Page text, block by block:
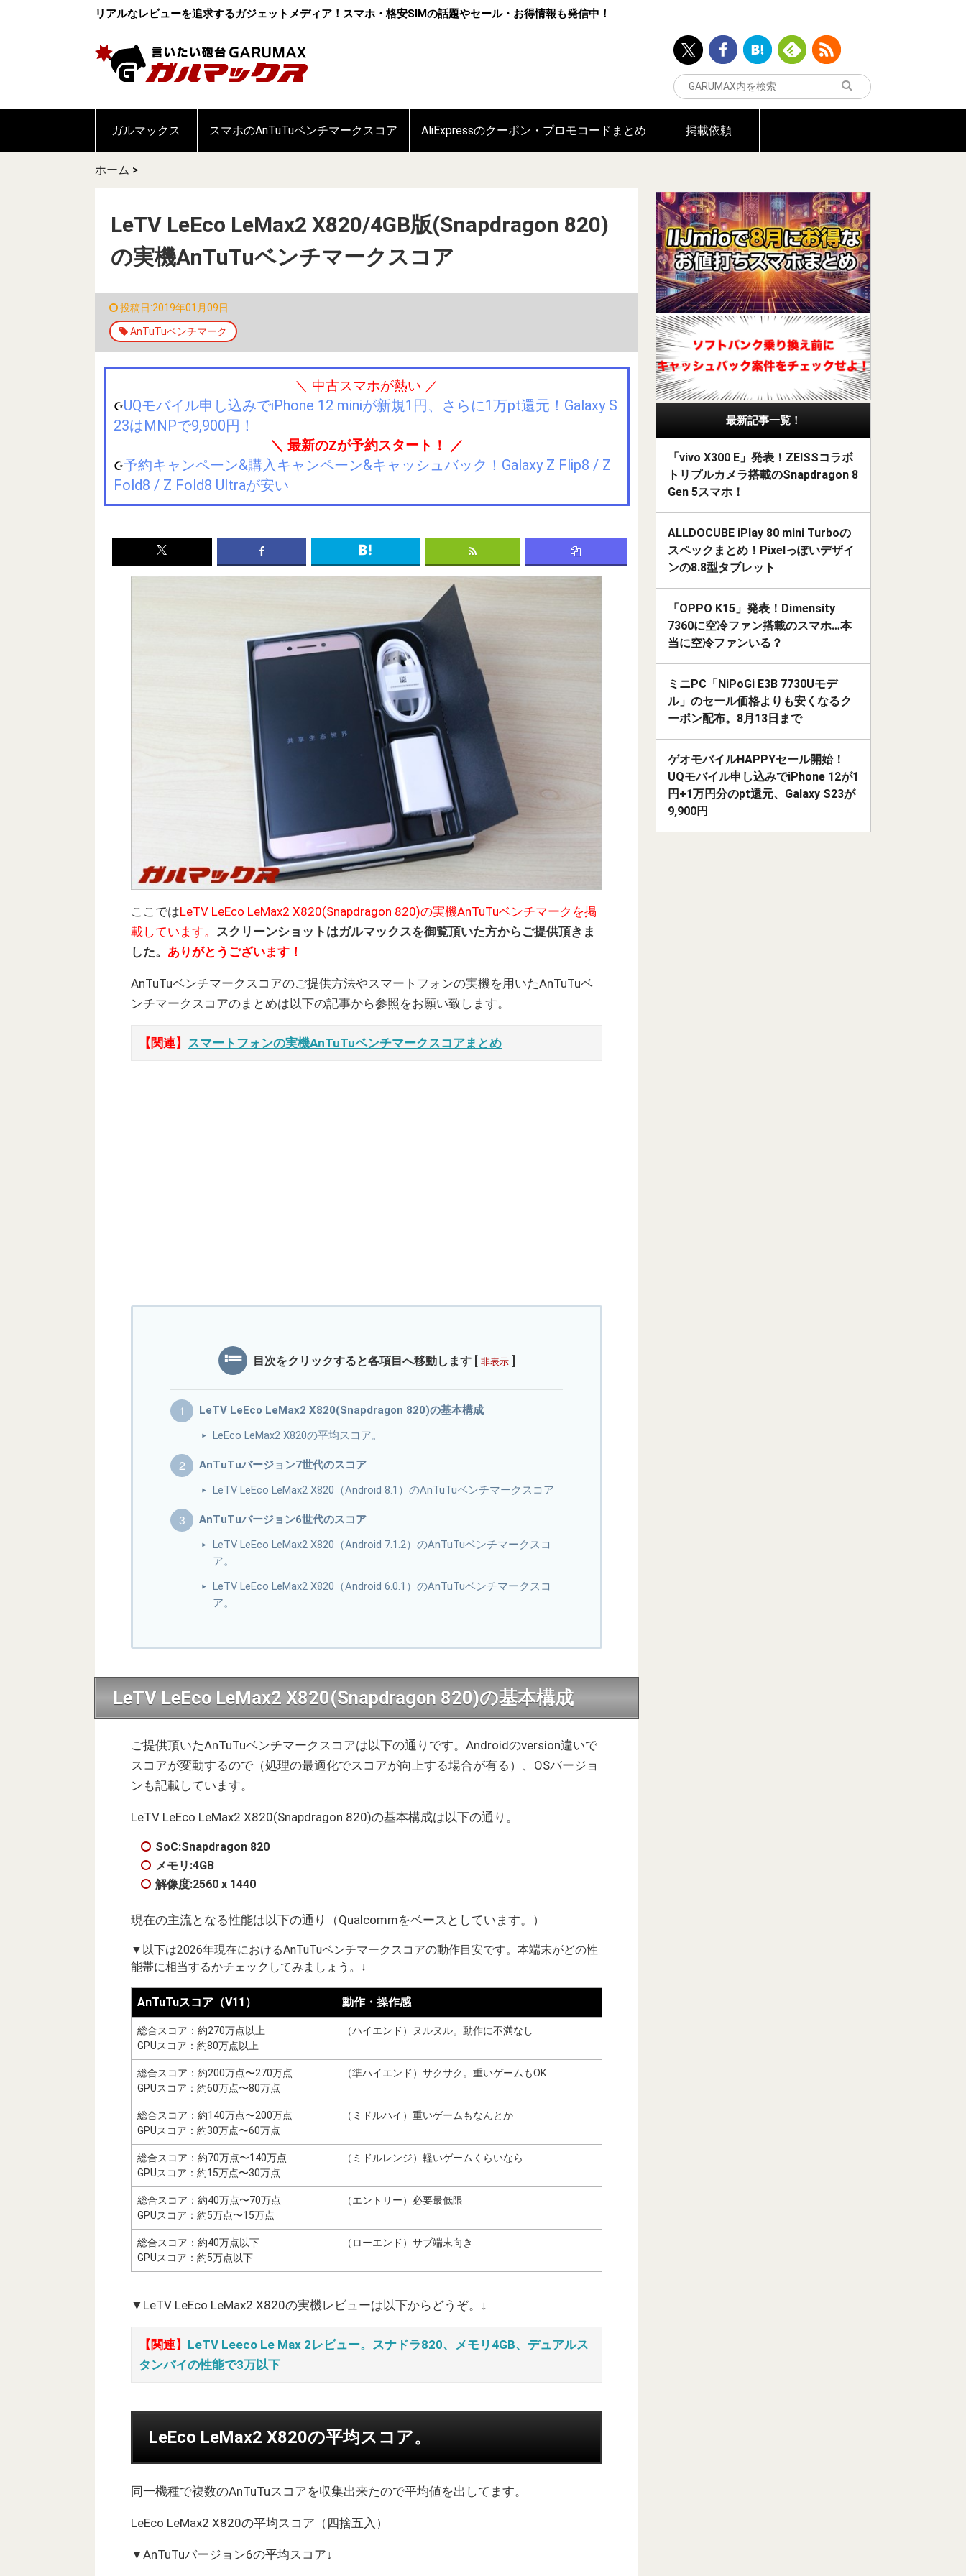
リアルなレビューを追求するガジェットメディア！スマホ・格安SIMの話題やセール・お得情報も発信中！
ガルマックス スマホのAnTuTuベンチマークスコア AliExpressのクーポン・プロモコードまとめ 掲載依頼
ホーム >
LeTV LeEco LeMax2 X820/4GB版(Snapdragon 820)
の実機AnTuTuベンチマークスコア
投稿日:2019年01月09日
AnTuTuベンチマーク
＼ 中古スマホが熱い ／
☪️UQモバイル申し込みでiPhone 12 miniが新規1円、さらに1万pt還元！Galaxy S
23はMNPで9,900円！
＼ 最新のZが予約スタート！ ／
☪️予約キャンペーン&購入キャンペーン&キャッシュバック！Galaxy Z Flip8 / Z
Fold8 / Z Fold8 Ultraが安い
ここではLeTV LeEco LeMax2 X820(Snapdragon 820)の実機AnTuTuベンチマークを掲
載しています。 スクリーンショットはガルマックスを御覧頂いた方からご提供頂きま
した。 ありがとうございます！
AnTuTuベンチマークスコアのご提供方法やスマートフォンの実機を用いたAnTuTuベ
ンチマークスコアのまとめは以下の記事から参照をお願い致します。
【関連】 スマートフォンの実機AnTuTuベンチマークスコアまとめ
目次をクリックすると各項目へ移動します [ 非表示 ]
LeTV LeEco LeMax2 X820(Snapdragon 820)の基本構成
LeEco LeMax2 X820の平均スコア。
AnTuTuバージョン7世代のスコア
LeTV LeEco LeMax2 X820（Android 8.1）のAnTuTuベンチマークスコア
AnTuTuバージョン6世代のスコア
LeTV LeEco LeMax2 X820（Android 7.1.2）のAnTuTuベンチマークスコ
ア。
LeTV LeEco LeMax2 X820（Android 6.0.1）のAnTuTuベンチマークスコ
ア。
LeTV LeEco LeMax2 X820(Snapdragon 820)の基本構成
ご提供頂いたAnTuTuベンチマークスコアは以下の通りです。Androidのversion違いで
スコアが変動するので（処理の最適化でスコアが向上する場合が有る）、OSバージョ
ンも記載しています。
LeTV LeEco LeMax2 X820(Snapdragon 820)の基本構成は以下の通り。
SoC:Snapdragon 820
メモリ:4GB
解像度:2560 x 1440
現在の主流となる性能は以下の通り（Qualcommをベースとしています。）
▼以下は2026年現在におけるAnTuTuベンチマークスコアの動作目安です。本端末がどの性
能帯に相当するかチェックしてみましょう。↓
AnTuTuスコア（V11） 動作・操作感
総合スコア：約270万点以上
GPUスコア：約80万点以上
（ハイエンド）ヌルヌル。動作に不満なし
総合スコア：約200万点〜270万点
GPUスコア：約60万点〜80万点
（準ハイエンド）サクサク。重いゲームもOK
総合スコア：約140万点〜200万点
GPUスコア：約30万点〜60万点
（ミドルハイ）重いゲームもなんとか
総合スコア：約70万点〜140万点
GPUスコア：約15万点〜30万点
（ミドルレンジ）軽いゲームくらいなら
総合スコア：約40万点〜70万点
GPUスコア：約5万点〜15万点
（エントリー）必要最低限
総合スコア：約40万点以下
GPUスコア：約5万点以下
（ローエンド）サブ端末向き
▼LeTV LeEco LeMax2 X820の実機レビューは以下からどうぞ。↓
【関連】 LeTV Leeco Le Max 2レビュー。スナドラ820、メモリ4GB、デュアルス
タンバイの性能で3万以下
LeEco LeMax2 X820の平均スコア。
同一機種で複数のAnTuTuスコアを収集出来たので平均値を出してます。
LeEco LeMax2 X820の平均スコア（四捨五入）
▼AnTuTuバージョン6の平均スコア↓
最新記事一覧！
「vivo X300 E」発表！ZEISSコラボ
トリプルカメラ搭載のSnapdragon 8
Gen 5スマホ！
ALLDOCUBE iPlay 80 mini Turboの
スペックまとめ！Pixelっぽいデザイ
ンの8.8型タブレット
「OPPO K15」発表！Dimensity
7360に空冷ファン搭載のスマホ…本
当に空冷ファンいる？
ミニPC「NiPoGi E3B 7730Uモデ
ル」のセール価格よりも安くなるク
ーポン配布。8月13日まで
ゲオモバイルHAPPYセール開始！
UQモバイル申し込みでiPhone 12が1
円+1万円分のpt還元、Galaxy S23が
9,900円